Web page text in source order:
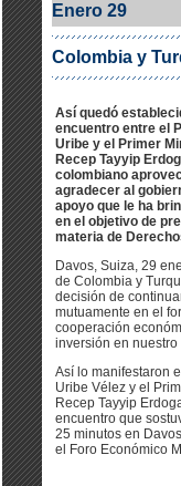
Enero 29
Colombia y
Así quedó
encuentro entre el
Uribe y el Primer
Recep Tayyip
colombiano
agradecer al
apoyo que le ha
en el objetivo de
materia de
Davos, Suiza, 29
de Colombia y
decisión de
mutuamente en el
cooperación
inversión en nuestro
Así lo manifestaron
Uribe Vélez y el
Recep Tayyip
encuentro que
25 minutos en
el Foro Económico